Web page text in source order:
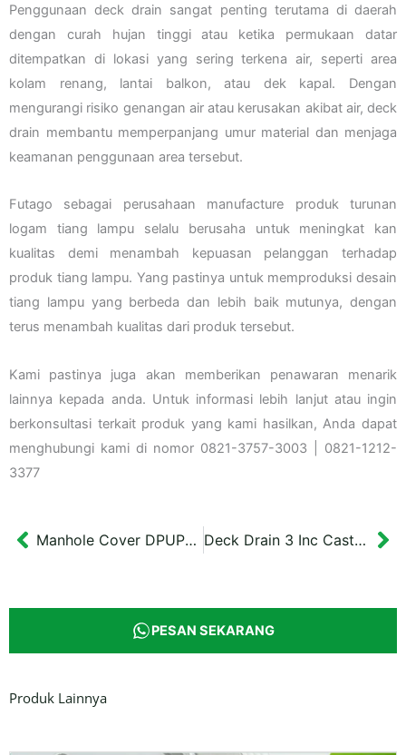
Penggunaan deck drain sangat penting terutama di daerah
dengan curah hujan tinggi atau ketika permukaan datar
ditempatkan di lokasi yang sering terkena air, seperti area
kolam renang, lantai balkon, atau dek kapal. Dengan
mengurangi risiko genangan air atau kerusakan akibat air, deck
drain membantu memperpanjang umur material dan menjaga
keamanan penggunaan area tersebut.
Futago sebagai perusahaan manufacture produk turunan
logam tiang lampu selalu berusaha untuk meningkat kan
kualitas demi menambah kepuasan pelanggan terhadap
produk tiang lampu. Yang pastinya untuk memproduksi desain
tiang lampu yang berbeda dan lebih baik mutunya, dengan
terus menambah kualitas dari produk tersebut.
Kami pastinya juga akan memberikan penawaran menarik
lainnya kepada anda. Untuk informasi lebih lanjut atau ingin
berkonsultasi terkait produk yang kami hasilkan, Anda dapat
menghubungi kami di nomor 0821-3757-3003 | 0821-1212-
3377
Prev Manhole Cover DPUPR Kabupaten Jepara Deck Drain 3 Inc Cast Iron
PESAN SEKARANG
Produk Lainnya